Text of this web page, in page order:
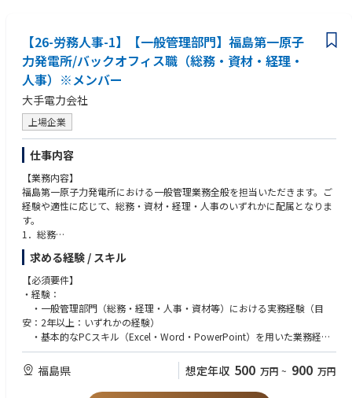
んでいただきます。
・中期（３年~５年）：
東通以外の広報部門などを経験し、知識と人脈の幅を広げ、管理職へのス
テップにしていただきます。
または、青森県内で、原子燃料サイクル事業全般についての知識を深め、
専門性の高い広報人材としての役割を担っていただきます。
・長期（５年以上）：
長期的には、広報部門の責任者として、報道、インターネット、視察対応
など幅広く管理できる立場になっていくことを期待しています。
・関係部署と連携した訓練内容・運用方法の調整
・研修効果の評価と次施策への反映
特に、将来的な廃炉作業を見据えた訓練のあり方については、現場部門と
の合意形成を図りながら進めていきます。教育の専門性を活かしつつ、現
場に根差した実践的な施策推進が期待されます。
３．魅力・やりがい
前例の少ない廃炉事業において、人財育成の側面から直接的に関わること
ができる点が大きな特徴です。現場とともに課題を考え、必要な知識・技
・廃炉に必要な知識を現場と共に考え、形にする経験
・新入社員の成長に継続的に関わる育成実務
・教育を通じて現場の安全性や生産性向上へ貢献
・組織全体のパフォーマンス向上に寄与できる環境
・組織風土や人材育成の仕組みづくりへの関与
教育施策の成果が、現場の行動や組織全体の力に結びつく手応えを得やす
いポジションです。人を通じて組織に変化をもたらす実感を持ちながら働
けます。
４．キャリアパス
・当面は、原子力人財育成センター第一人財育成Gで第一原子力発電所に
係る業務要件の中での研修などの運営、実施などに関与して頂きます。
・人事方との交流を図りつつ、マネジメント研修や育成プログラム、しい
ては人事ローテーション等のキャリアを積んで頂き、戦略的な人財マネジ
メントに取り組む管理職として登用していきます。
は研修機関（研修会社など）で、専門知識を要する業務の育成プログラム
（100名規模以上）の企画・作成・実施経験（3年以上）
・現場（発電所）のニーズや目的を踏まえ、人財育成プランを企画・
設計した経験
・知識・技能：
・コミュニケーションスキル（傾聴スキル、質問スキル、伝達スキル
など）を実務で活用し、現場ヒアリングや課題抽出に結びつけられる。
・パソコンスキル（研修企画、プレゼン資料、研修実績まとめなど）
に関する知識を有し、実践できる。
・資格：
コミュニケーションに関する資格を有する。
例）
・ACPA認定コミュニケーション検定上級
・JCAA認定コミュニケーション能力１級認定資格
・内閣総理大臣認証NPO認定コミュにエーション能力１級認定資格
など
【26-労務人事-1】【一般管理部門】福島第一原子
力発電所/バックオフィス職（総務・資材・経理・
人事）※メンバー
大手電力会社
上場企業
仕事内容
【業務内容】
福島第一原子力発電所における一般管理業務全般を担当いただきます。ご
経験や適性に応じて、総務・資材・経理・人事のいずれかに配属となりま
す。
1．総務
・発電所内の各種運営支援（会議体運営、文書管理、社内通達の発信）
・来訪者や協力会社対応および入構手続き管理
・施設管理、備品・消耗品の管理
・防災・危機管理対応の事務局運営補助
2．資材
・資機材の調達業務（発注・納期調整・受入検収）
・在庫管理・倉庫運営の最適化
・調達に関する法令・社内規程の遵守管理
・廃炉作業に必要な資機材の安定供給体制の構築支援
求める経験 / スキル
【必須要件】
・経験：
・一般管理部門（総務・経理・人事・資材等）における実務経験（目
安：2年以上：いずれかの経験）
・基本的なPCスキル（Excel・Word・PowerPoint）を用いた業務経験
・複数の関係者と連携しながら業務を進めた経験（社内外問わず）
・ルールや手順に則り、正確に業務を遂行した経験
・コンプライアンスや機密管理を意識した業務経験
福島県 想定年収 500 万円 ~ 900 万円